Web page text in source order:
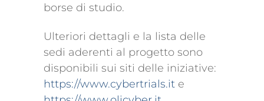
borse di studio.
Ulteriori dettagli e la lista delle
sedi aderenti al progetto sono
disponibili sui siti delle iniziative:
https://www.cybertrials.it e